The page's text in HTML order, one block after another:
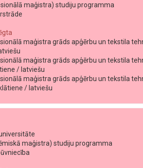
maģistra) studiju programma
maģistra grāds apģērbu un tekstila
maģistra grāds apģērbu un tekstila
/ latviešu
maģistra grāds apģērbu un tekstila
/ latviešu
maģistra) studiju programma